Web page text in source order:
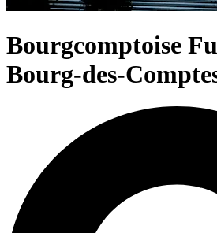
Bourgcomptoise
Bourg-des-